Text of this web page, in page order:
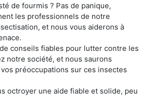
de fourmis ? Pas de panique,
les professionnels de notre
et nous vous aiderons à
conseils fiables pour lutter contre les
notre société, et nous saurons
préoccupations sur ces insectes
octroyer une aide fiable et solide, peu